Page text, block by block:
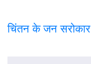
चिंतन के जन सरोकार